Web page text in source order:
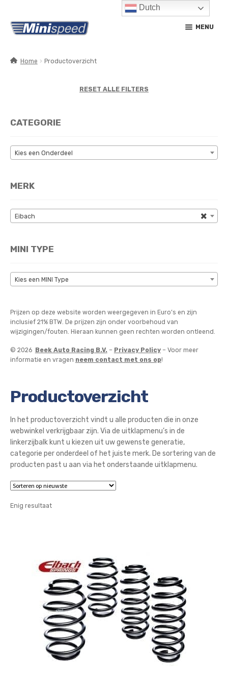
Ga
door
navigatie
Ga
naar
inhoud
MENU
CONTACT
MIJN ACCOUNT
Home Productoverzicht
Productoverzicht
In het productoverzicht vindt u alle producten die in onze
webwinkel verkrijgbaar zijn. Via de uitklapmenu’s in de
linkerzijbalk kunt u kiezen uit uw gewenste generatie,
categorie per onderdeel of het juiste merk. De sortering van de
producten past u aan via het onderstaande uitklapmenu.
Enig resultaat
RESET ALLE FILTERS
CATEGORIE
Kies een Onderdeel
MERK
×
Eibach
MINI TYPE
Kies een MINI Type
Prijzen op deze website worden weergegeven in Euro’s en zijn
inclusief 21% BTW. De prijzen zijn onder voorbehoud van
wijzigingen/fouten. Hieraan kunnen geen rechten worden ontleend.
© 2026 Beek Auto Racing B.V. – Privacy Policy– Voor meer
informatie en vragen neem contact met ons op!
Dutch